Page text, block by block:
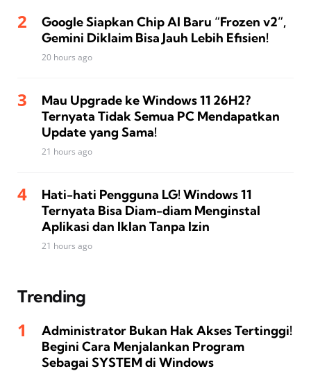
Google Siapkan Chip AI Baru “Frozen v2”,
Gemini Diklaim Bisa Jauh Lebih Efisien!
20 hours ago
Mau Upgrade ke Windows 11 26H2?
Ternyata Tidak Semua PC Mendapatkan
Update yang Sama!
21 hours ago
Hati-hati Pengguna LG! Windows 11
Ternyata Bisa Diam-diam Menginstal
Aplikasi dan Iklan Tanpa Izin
21 hours ago
Trending
Administrator Bukan Hak Akses Tertinggi!
Begini Cara Menjalankan Program
Sebagai SYSTEM di Windows